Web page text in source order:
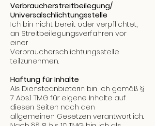
Verbraucherstreitbeilegung/
Universalschlichtungsstelle
Ich bin nicht bereit oder verpflichtet,
an Streitbeilegungsverfahren vor
einer
Verbraucherschlichtungsstelle
teilzunehmen.
Haftung für Inhalte
Als Diensteanbieterin bin ich gemäß §
7 Abs.1 TMG für eigene Inhalte auf
diesen Seiten nach den
allgemeinen Gesetzen verantwortlich.